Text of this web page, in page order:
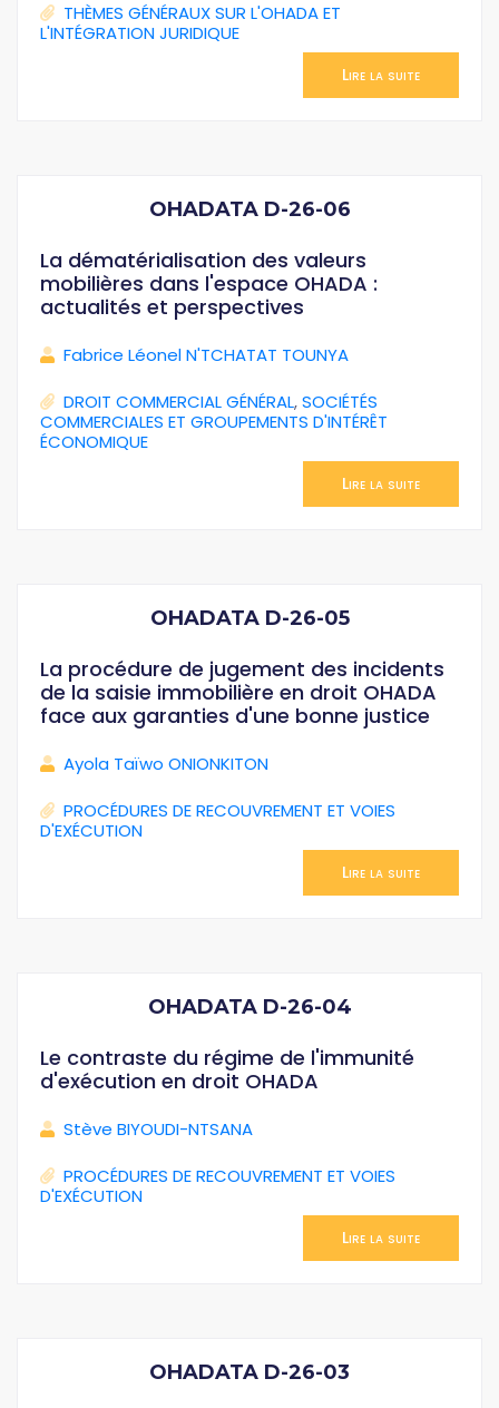
THÈMES GÉNÉRAUX SUR L'OHADA ET
L'INTÉGRATION JURIDIQUE
Lire la suite
OHADATA D-26-06
La dématérialisation des valeurs
mobilières dans l'espace OHADA :
actualités et perspectives
Fabrice Léonel N'TCHATAT TOUNYA
DROIT COMMERCIAL GÉNÉRAL,SOCIÉTÉS
COMMERCIALES ET GROUPEMENTS D'INTÉRÊT
ÉCONOMIQUE
Lire la suite
OHADATA D-26-05
La procédure de jugement des incidents
de la saisie immobilière en droit OHADA
face aux garanties d'une bonne justice
Ayola Taïwo ONIONKITON
PROCÉDURES DE RECOUVREMENT ET VOIES
D'EXÉCUTION
Lire la suite
OHADATA D-26-04
Le contraste du régime de l'immunité
d'exécution en droit OHADA
Stève BIYOUDI-NTSANA
PROCÉDURES DE RECOUVREMENT ET VOIES
D'EXÉCUTION
Lire la suite
OHADATA D-26-03